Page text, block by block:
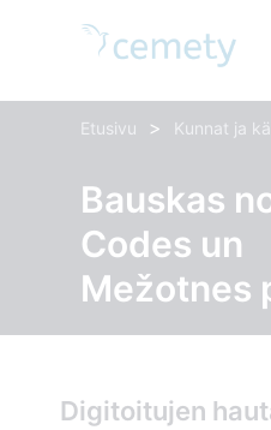
Etusivu > Kunnat ja
Bauskas
Codes un
Mežotnes
Digitoitujen